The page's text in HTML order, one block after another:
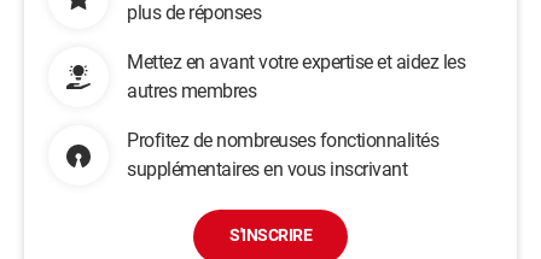
plus de réponses
Mettez en avant votre expertise et aidez les
autres membres
Profitez de nombreuses fonctionnalités
supplémentaires en vous inscrivant
S'INSCRIRE